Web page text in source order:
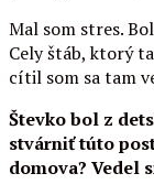
Mal som stres.
Cely štáb, ktorý
cítil som sa tam
Števko bol z
stvárniť túto
domova? Vedel